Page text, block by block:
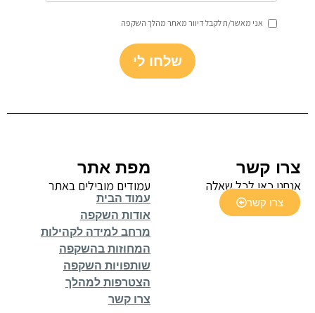
אני מאשר/ת לקבל דיוור מאתר מהלך השקפה
שלחו לי
צרו קשר
אנחנו כאן לכל שאלה
צרו קשר
מפת אתר
עמודים מובילים באתר
עמוד הבית
אודות השקפה
מרחב למידה לקהילות
המחוזות בהשקפה
שותפויות השקפה
הצטרפות למהלך
צרו קשר